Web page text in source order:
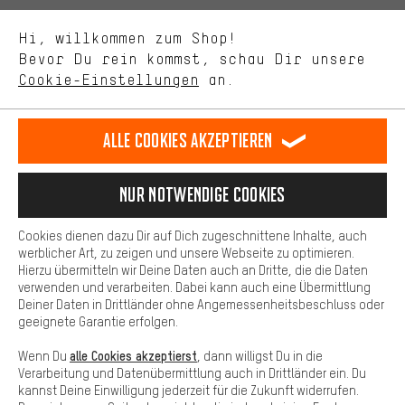
Sprache"
Deutsch
DE english
EN español
ES français
FR
VERTRAG WIDERRUFEN Aachener Community Affiliateprogramm
Datenschutz Allgemeine Geschäftsbedingungen
Hinweisgebersystem Hinweise zur Batterieentsorgung
Cookie-Einstellungen Kontrast ändern
Alle Preise verstehen sich in Euro und exkl. MwSt zuzüglich
Versandkostenfür Lieferung nachUSA.
Hi, willkommen zum Shop!
Bevor Du rein kommst, schau Dir unsere
Cookie-Einstellungen an.
Uns interessiert, was Du in unserem Shop suchst und brauchst.
selbst Einfluss auf die Verbesserung unserer Webseite und
unseres Shop-Angebots.
Dein Shopping-Erlebnis wird komfortabler. Mit Komfort-Cookies
stellen wir Verknüpfungen zu Social Media Plattformen her. So
können wir dir weitere nützliche Inhalte und Informationen zur
Verfügung stellen. Zudem hast du die Möglichkeit zusätzliche
Services zu nutzen, die es dir erleichtern die richtigen Produkte zu
finden. Beispielsweise bieten wir eine Chat-Funktion an, damit
Fragen schnell und unkompliziert beantwortet werden können.
Basis
Basis-Cookies gewährleisten, dass Du unsere Webseite
grundsätzlich nutzen kannst.
Alle Cookies akzeptieren
Nur Notwendige Cookies
Cookies dienen dazu Dir auf Dich zugeschnittene Inhalte, auch
werblicher Art, zu zeigen und unsere Webseite zu optimieren.
Hierzu übermitteln wir Deine Daten auch an Dritte, die die Daten
verwenden und verarbeiten. Dabei kann auch eine Übermittlung
Deiner Daten in Drittländer ohne Angemessenheitsbeschluss oder
geeignete Garantie erfolgen.
Wenn Du alle Cookies akzeptierst , dann willigst Du in die
Verarbeitung und Datenübermittlung auch in Drittländer ein. Du
kannst Deine Einwilligung jederzeit für die Zukunft widerrufen.